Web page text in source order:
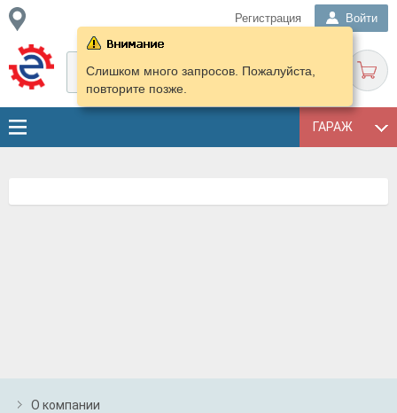
Регистрация Войти
ГАРАЖ
Слишком много запросов. Пожалуйста,
повторите позже.
О компании